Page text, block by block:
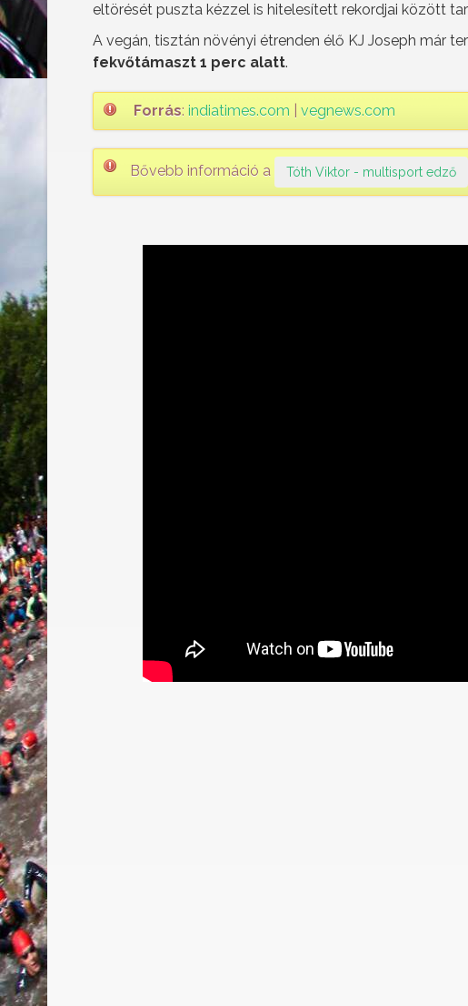
eltörését puszta kézzel is hitelesített rekordjai között
A vegán, tisztán növényi étrenden élő KJ Joseph már
fekvőtámaszt 1 perc alatt.
Forrás: indiatimes.com vegnews.com
Bővebb információ a Tóth Viktor - multisport edző